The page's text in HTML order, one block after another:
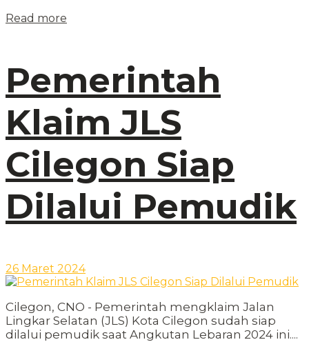
Read more
Pemerintah
Klaim JLS
Cilegon Siap
Dilalui Pemudik
26 Maret 2024
Cilegon, CNO - Pemerintah mengklaim Jalan
Lingkar Selatan (JLS) Kota Cilegon sudah siap
dilalui pemudik saat Angkutan Lebaran 2024 ini....